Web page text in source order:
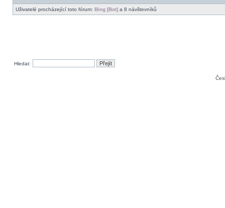
Uživatelé procházející toto fórum: Bing [Bot] a 8 návštevníků
Hledat: